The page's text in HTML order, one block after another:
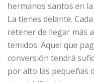
hermanos santos en
La tienes delante.
retener de llegar más
temidos. Aquel que
conversión tendrá
por alto las pequeñas